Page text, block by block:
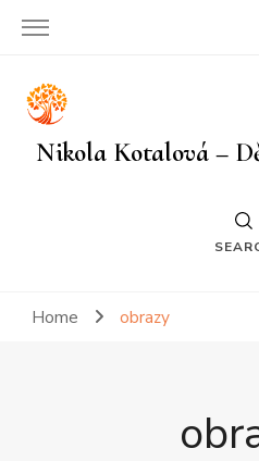
Nikola Kotalová –
Home obrazy